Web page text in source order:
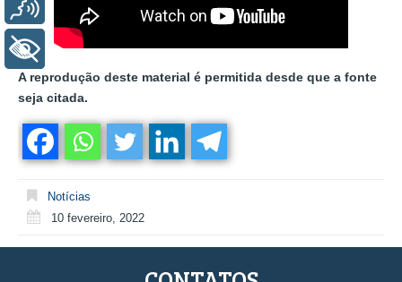
A reprodução deste material é permitida desde que a fonte
seja citada.
Notícias
10 fevereiro, 2022
+ Acessibilidade